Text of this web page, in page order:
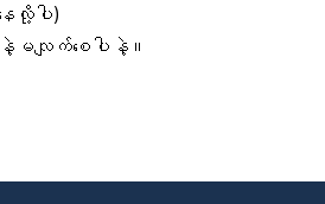
လို့ပါ)
မလျက်စေပါနဲ့။